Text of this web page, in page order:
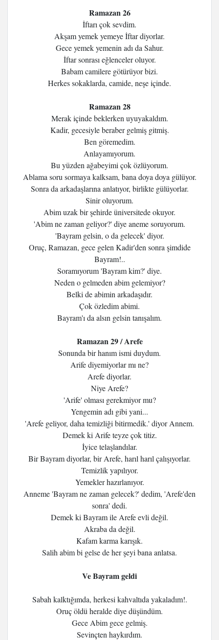
Ramazan 26
İftarı çok sevdim.
Akşam yemek yemeye İftar diyorlar.
Gece yemek yemenin adı da Sahur.
İftar sonrası eğlenceler oluyor.
Babam camilere götürüyor bizi.
Herkes sokaklarda, camide, neşe içinde.
Ramazan 28
Merak içinde beklerken uyuyakaldım.
Kadir, gecesiyle beraber gelmiş gitmiş.
Ben göremedim.
Anlayamıyorum.
Bu yüzden ağabeyimi çok özlüyorum.
Ablama soru sormaya kalksam, bana doya doya gülüyor.
Sonra da arkadaşlarına anlatıyor, birlikte gülüyorlar.
Sinir oluyorum.
Abim uzak bir şehirde üniversitede okuyor.
'Abim ne zaman geliyor?' diye aneme soruyorum.
'Bayram gelsin, o da gelecek' diyor.
Oruç, Ramazan, gece gelen Kadir'den sonra şimdide
Bayram!..
Soramıyorum 'Bayram kim?' diye.
Neden o gelmeden abim gelemiyor?
Belki de abimin arkadaşıdır.
Çok özledim abimi.
Bayram'ı da alsın gelsin tanışalım.
Ramazan 29 / Arefe
Sonunda bir hanım ismi duydum.
Arife diyemiyorlar mı ne?
Arefe diyorlar.
Niye Arefe?
'Arife' olması gerekmiyor mu?
Yengemin adı gibi yani...
'Arefe geliyor, daha temizliği bitirmedik.' diyor Annem.
Demek ki Arife teyze çok titiz.
İyice telaşlandılar.
Bir Bayram diyorlar, bir Arefe, harıl harıl çalışıyorlar.
Temizlik yapılıyor.
Yemekler hazırlanıyor.
Anneme 'Bayram ne zaman gelecek?' dedim, 'Arefe'den
sonra' dedi.
Demek ki Bayram ile Arefe evli değil.
Akraba da değil.
Kafam karma karışık.
Salih abim bi gelse de her şeyi bana anlatsa.
Ve Bayram geldi
Sabah kalktığımda, herkesi kahvaltıda yakaladım!.
Oruç öldü heralde diye düşündüm.
Gece Abim gece gelmiş.
Sevinçten haykırdım.